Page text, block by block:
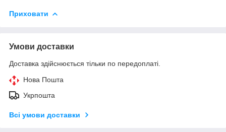
Приховати
Умови доставки
Доставка здійснюється тільки по передоплаті.
Нова Пошта
Укрпошта
Всі умови доставки